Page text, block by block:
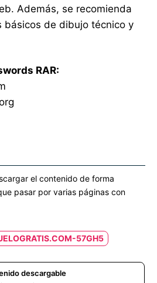
Además, se recomienda
básicos de dibujo técnico y
RAR:
el contenido de forma
pasar por varias páginas con
57GH5
descargable